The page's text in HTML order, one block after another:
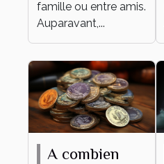
famille ou entre amis.
Auparavant,...
A combien